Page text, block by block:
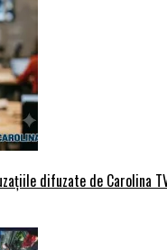
difuzate de